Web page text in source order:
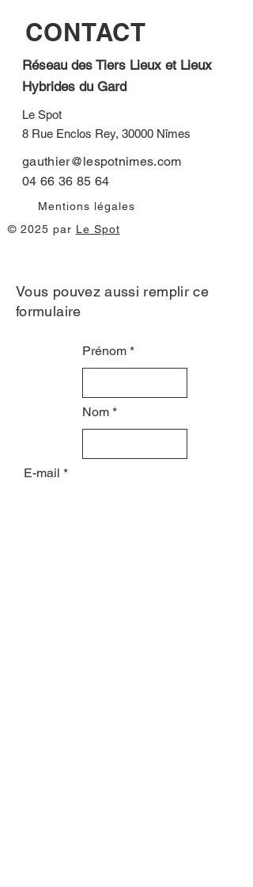
CONTACT
Réseau des Tiers Lieux et Lieux
Hybrides du Gard
Le Spot
8 Rue Enclos Rey, 30000 Nîmes
gauthier@lespotnimes.com
04 66 36 85 64
Mentions légales
© 2025 par Le Spot
Vous pouvez aussi remplir ce
formulaire
Prénom
Nom
E-mail